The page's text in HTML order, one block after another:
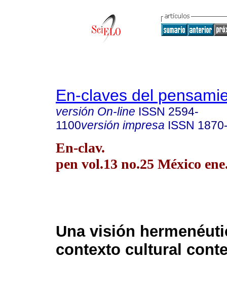
En-claves del
versión On-line ISSN 2594-
1100versión impresa ISSN
En-clav.
pen vol.13 no.25 México
Una visión
contexto cultural